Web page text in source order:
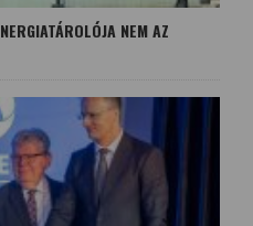
NEM AZ